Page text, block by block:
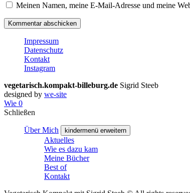
Meinen Namen, meine E-Mail-Adresse und meine
Impressum
Datenschutz
Kontakt
Instagram
vegetarisch.kompakt-billeburg.de Sigrid Steeb
designed by we-site
Wie 0
Schließen
Über Mich kindermenü erweitern
Aktuelles
Wie es dazu kam
Meine Bücher
Best of
Kontakt